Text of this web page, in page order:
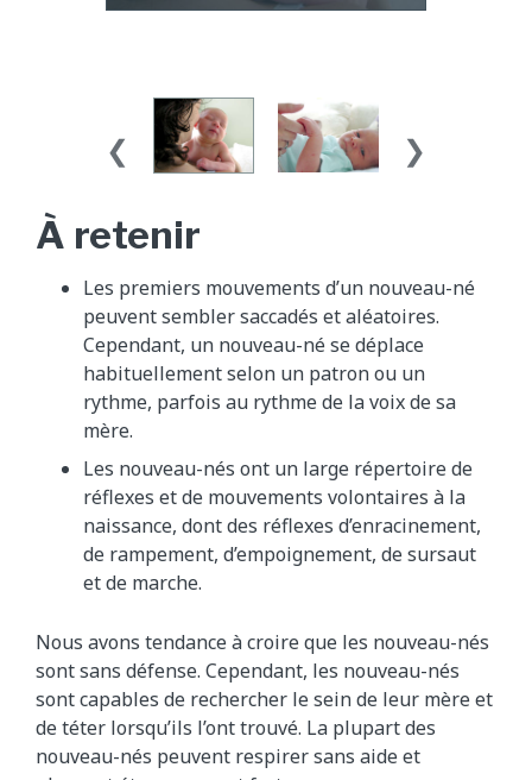
À retenir
Les premiers mouvements d’un nouveau-né
peuvent sembler saccadés et aléatoires.
Cependant, un nouveau-né se déplace
habituellement selon un patron ou un
rythme, parfois au rythme de la voix de sa
mère.
Les nouveau-nés ont un large répertoire de
réflexes et de mouvements volontaires à la
naissance, dont des réflexes d’enracinement,
de rampement, d’empoignement, de sursaut
et de marche.
Nous avons tendance à croire que les nouveau-nés
sont sans défense. Cependant, les nouveau-nés
sont capables de rechercher le sein de leur mère et
de téter lorsqu’ils l’ont trouvé. La plupart des
nouveau-nés peuvent respirer sans aide et